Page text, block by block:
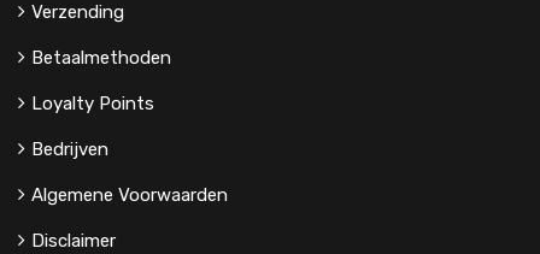
Verzending
Betaalmethoden
Loyalty Points
Bedrijven
Algemene Voorwaarden
Disclaimer